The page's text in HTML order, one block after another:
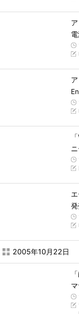
2005年10月22日